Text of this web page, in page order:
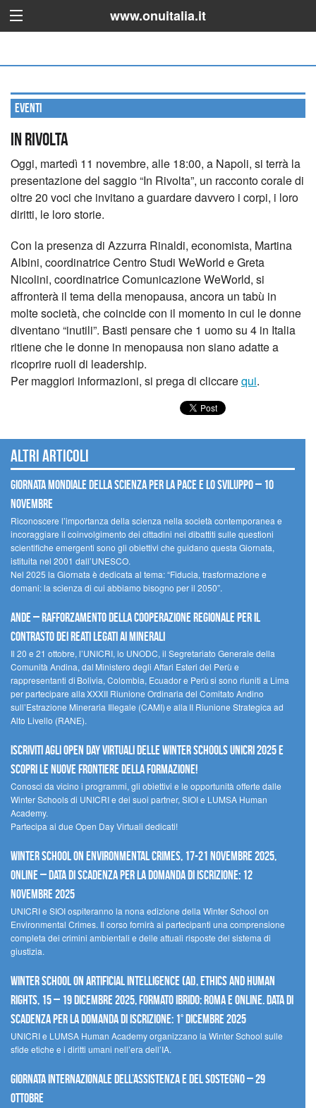
www.onuitalia.it
Eventi
In Rivolta
Oggi, martedì 11 novembre, alle 18:00, a Napoli, si terrà la
presentazione del saggio “In Rivolta”, un racconto corale di
oltre 20 voci che invitano a guardare davvero i corpi, i loro
diritti, le loro storie.
Con la presenza di Azzurra Rinaldi, economista, Martina
Albini, coordinatrice Centro Studi WeWorld e Greta
Nicolini, coordinatrice Comunicazione WeWorld, si
affronterà il tema della menopausa, ancora un tabù in
molte società, che coincide con il momento in cui le donne
diventano “inutili”. Basti pensare che 1 uomo su 4 in Italia
ritiene che le donne in menopausa non siano adatte a
ricoprire ruoli di leadership.
Per maggiori informazioni, si prega di cliccarequi.
Altri articoli
Giornata mondiale della scienza per la pace e lo sviluppo – 10
novembre
Riconoscere l’importanza della scienza nella società contemporanea e
incoraggiare il coinvolgimento dei cittadini nei dibattiti sulle questioni
scientifiche emergenti sono gli obiettivi che guidano questa Giornata,
istituita nel 2001 dall’UNESCO.
Nel 2025 la Giornata è dedicata al tema: “Fiducia, trasformazione e
domani: la scienza di cui abbiamo bisogno per il 2050”.
Ande – Rafforzamento della cooperazione regionale per il
contrasto dei reati legati ai minerali
Il 20 e 21 ottobre, l’UNICRI, lo UNODC, il Segretariato Generale della
Comunità Andina, dal Ministero degli Affari Esteri del Perù e
rappresentanti di Bolivia, Colombia, Ecuador e Perù si sono riuniti a Lima
per partecipare alla XXXII Riunione Ordinaria del Comitato Andino
sull’Estrazione Mineraria Illegale (CAMI) e alla II Riunione Strategica ad
Alto Livello (RANE).
Iscriviti agli Open Day Virtuali delle Winter Schools UNICRI 2025 e
scopri le nuove frontiere della formazione!
Conosci da vicino i programmi, gli obiettivi e le opportunità offerte dalle
Winter Schools di UNICRI e dei suoi partner, SIOI e LUMSA Human
Academy.
Partecipa ai due Open Day Virtuali dedicati!
Winter School on Environmental Crimes, 17-21 novembre 2025,
Online – Data di scadenza per la domanda di iscrizione: 12
novembre 2025
UNICRI e SIOI ospiteranno la nona edizione della Winter School on
Environmental Crimes. Il corso fornirà ai partecipanti una comprensione
completa dei crimini ambientali e delle attuali risposte del sistema di
giustizia.
Winter School on Artificial Intelligence (AI), Ethics and Human
Rights, 15 – 19 dicembre 2025, Formato Ibrido: Roma e online. Data di
scadenza per la domanda di iscrizione: 1° dicembre 2025
UNICRI e LUMSA Human Academy organizzano la Winter School sulle
sfide etiche e i diritti umani nell’era dell’IA.
Giornata internazionale dell’assistenza e del sostegno – 29
ottobre